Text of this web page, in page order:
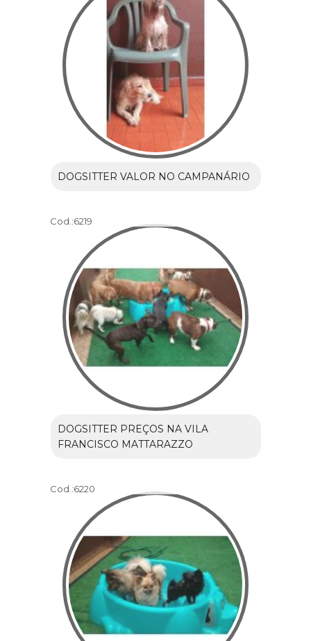
DOGSITTER VALOR NO CAMPANÁRIO
Cod.:6219
DOGSITTER PREÇOS NA VILA
FRANCISCO MATTARAZZO
Cod.:6220